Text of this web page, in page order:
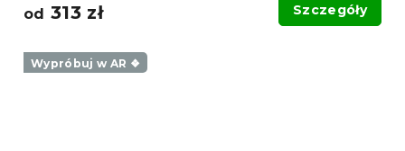
od 313 zł Szczegóły
Wypróbuj w AR ❖